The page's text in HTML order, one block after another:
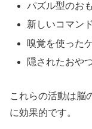
パズル型のお
新しいコマン
嗅覚を使った
隠されたおや
これらの活動は脳
に効果的です。